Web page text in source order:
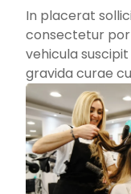
In placerat
consectetur
vehicula
gravida curae